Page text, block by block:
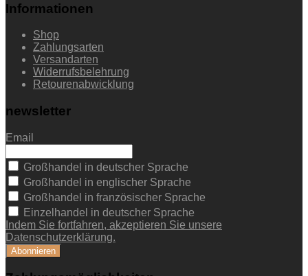
Informationen
Shop
Zahlungsarten
Versandarten
Widerrufsbelehrung
Retourenabwicklung
newsletter
Email
Großhandel in deutscher Sprache
Großhandel in englischer Sprache
Großhandel in französischer Sprache
Einzelhandel in deutscher Sprache
Indem Sie fortfahren, akzeptieren Sie unsere
Datenschutzerklärung.